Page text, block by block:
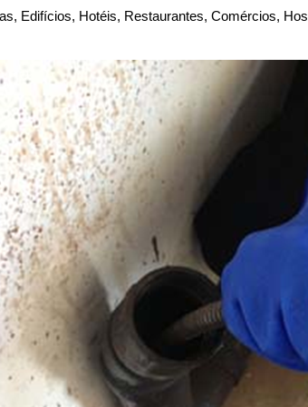
Edifícios, Hotéis, Restaurantes, Comércios,